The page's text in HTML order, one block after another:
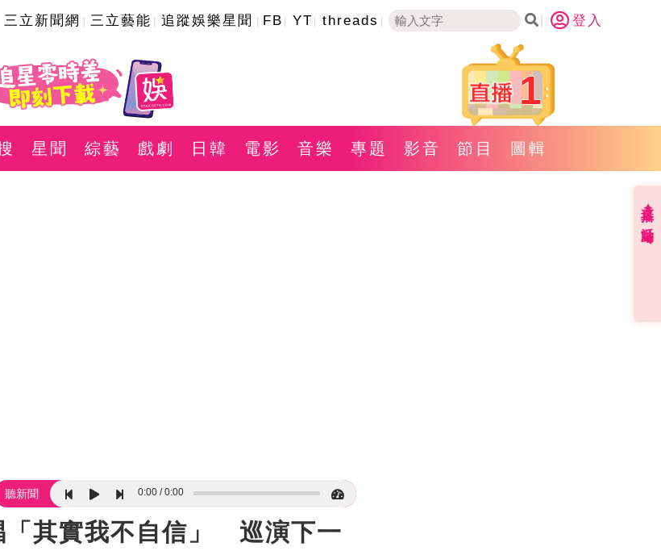
三立新聞網 三立藝能 追蹤娛樂星聞 FB YT threads 登入
1
星聞 綜藝 戲劇 日韓 電影 音樂 專題 影音 節目 圖輯
聽新聞 0:00 0:00
「其實我不自信」 巡演下一
直播✦活動